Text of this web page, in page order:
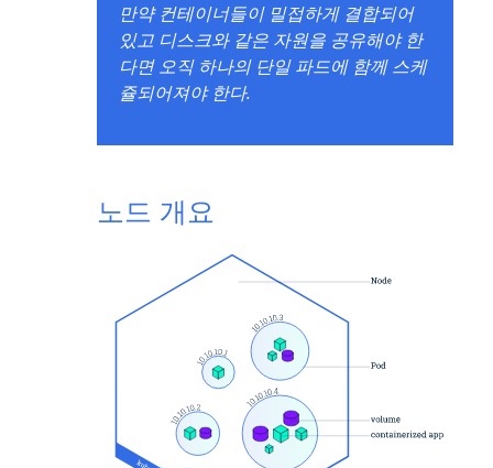
만약 컨테이너들이 밀접하게 결합되어
있고 디스크와 같은 자원을 공유해야 한
다면 오직 하나의 단일 파드에 함께 스케
쥴되어져야 한다.
노드 개요